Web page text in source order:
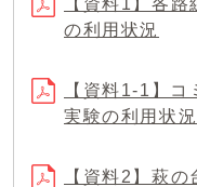
【資料1】各
の利用状況
【資料1-1】
実験の利用状況
【資料2】萩